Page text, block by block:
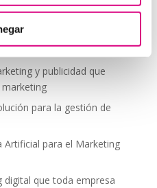
remoto: comunícate
y publicidad que
marketing
para la gestión de
Artificial para el Marketing
digital que toda empresa